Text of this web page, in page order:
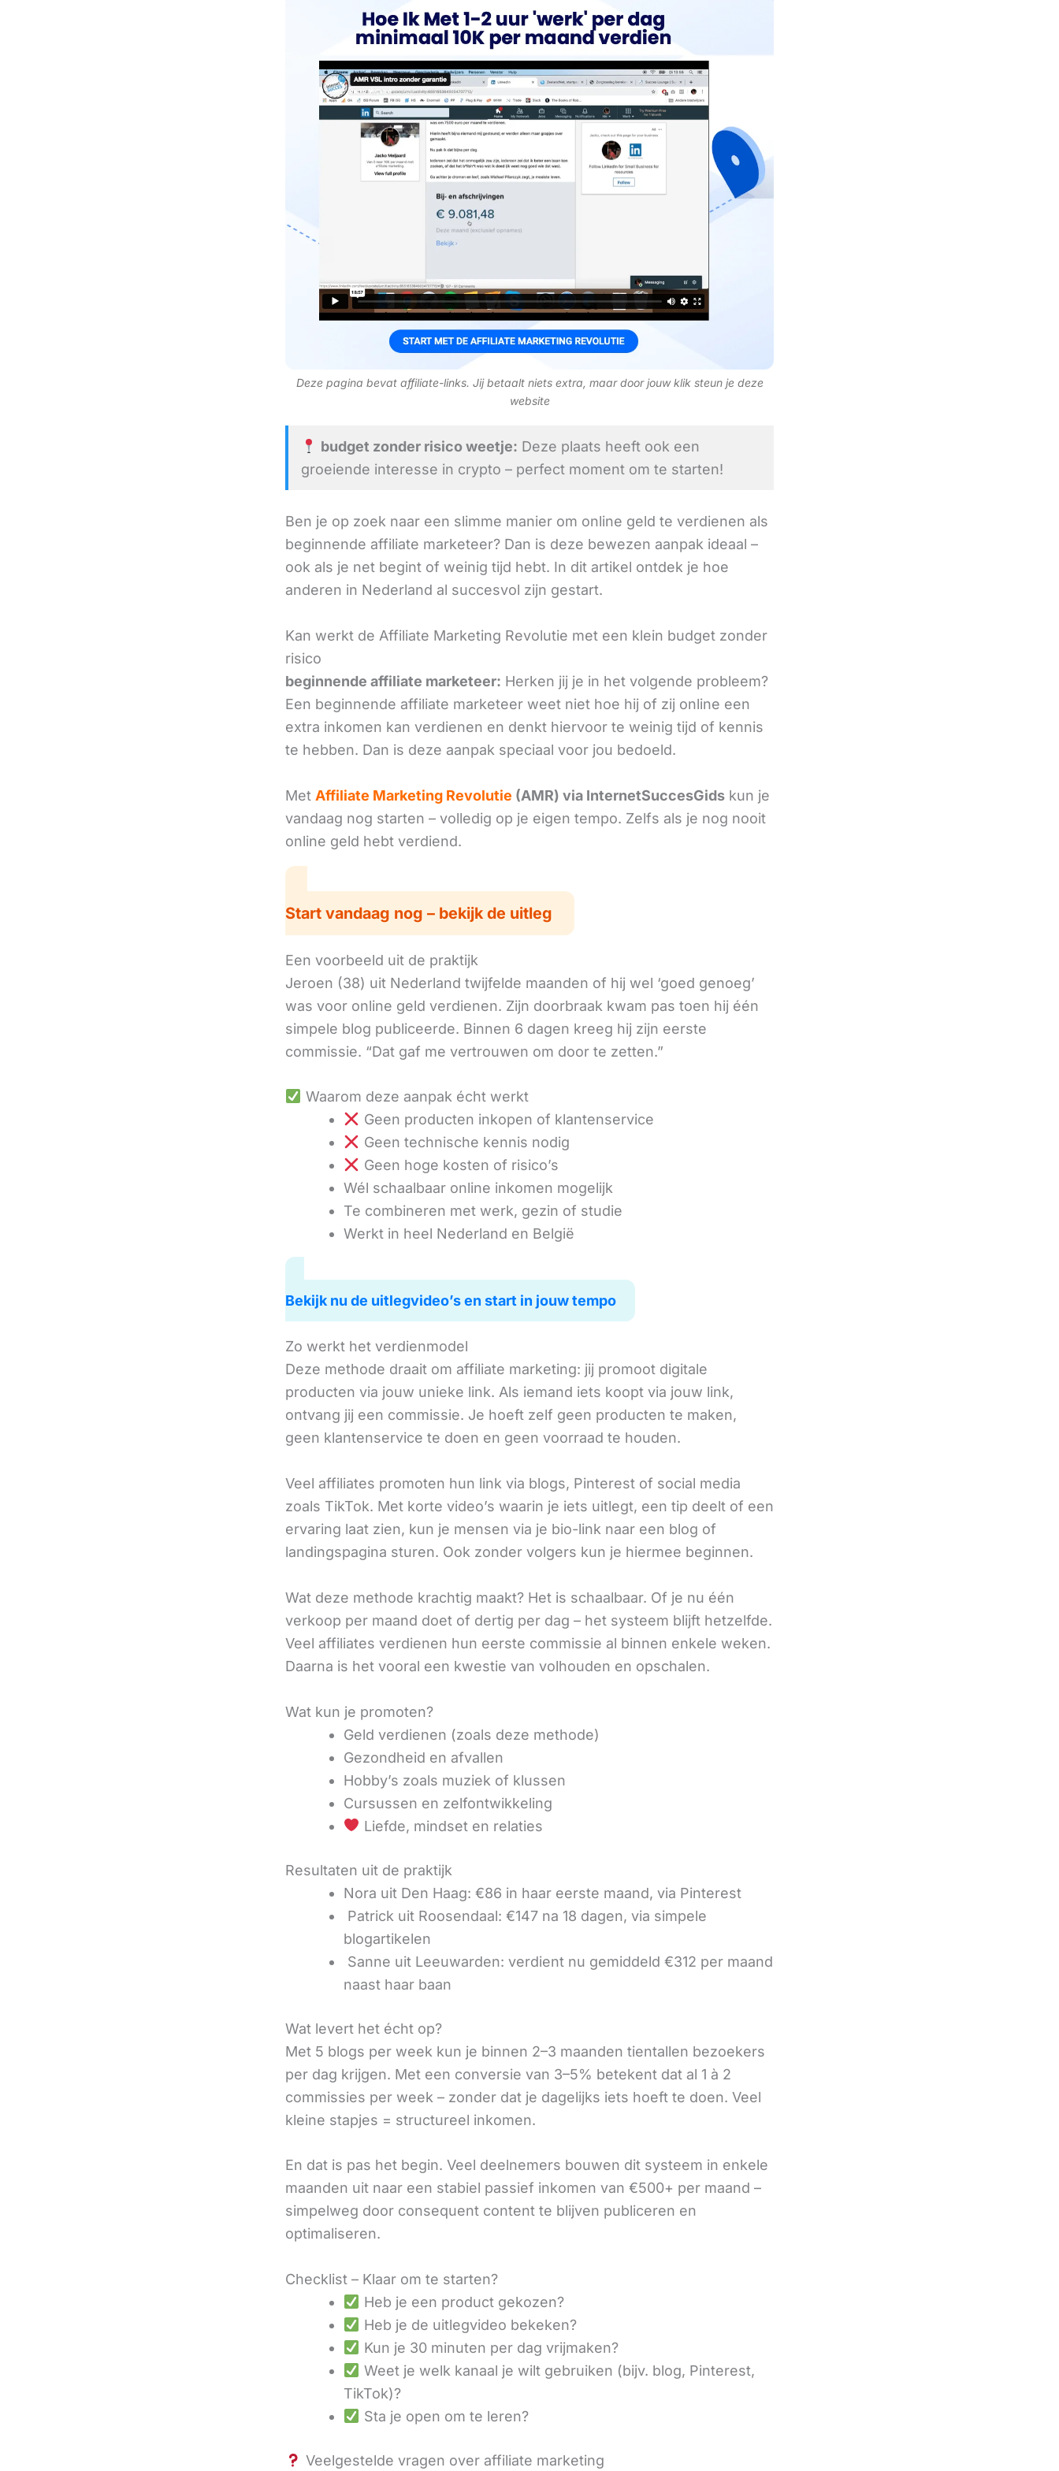
Deze pagina bevat affiliate-links. Jij betaalt niets extra, maar door jouw klik steun je deze
website
budget zonder risico weetje: Deze plaats heeft ook een
groeiende interesse in crypto – perfect moment om te starten!
Ben je op zoek naar een slimme manier om online geld te verdienen als
beginnende affiliate marketeer? Dan is deze bewezen aanpak ideaal –
ook als je net begint of weinig tijd hebt. In dit artikel ontdek je hoe
anderen in Nederland al succesvol zijn gestart.
Kan werkt de Affiliate Marketing Revolutie met een klein budget zonder
risico
beginnende affiliate marketeer: Herken jij je in het volgende probleem?
Een beginnende affiliate marketeer weet niet hoe hij of zij online een
extra inkomen kan verdienen en denkt hiervoor te weinig tijd of kennis
te hebben. Dan is deze aanpak speciaal voor jou bedoeld.
Met Affiliate Marketing Revolutie (AMR) via InternetSuccesGids kun je
vandaag nog starten – volledig op je eigen tempo. Zelfs als je nog nooit
online geld hebt verdiend.
Start vandaag nog – bekijk de uitleg
Een voorbeeld uit de praktijk
Jeroen (38) uit Nederland twijfelde maanden of hij wel ‘goed genoeg’
was voor online geld verdienen. Zijn doorbraak kwam pas toen hij één
simpele blog publiceerde. Binnen 6 dagen kreeg hij zijn eerste
commissie. “Dat gaf me vertrouwen om door te zetten.”
Waarom deze aanpak écht werkt
Geen producten inkopen of klantenservice
Geen technische kennis nodig
Geen hoge kosten of risico’s
Wél schaalbaar online inkomen mogelijk
Te combineren met werk, gezin of studie
Werkt in heel Nederland en België
Bekijk nu de uitlegvideo’s en start in jouw tempo
Zo werkt het verdienmodel
Deze methode draait om affiliate marketing: jij promoot digitale
producten via jouw unieke link. Als iemand iets koopt via jouw link,
ontvang jij een commissie. Je hoeft zelf geen producten te maken,
geen klantenservice te doen en geen voorraad te houden.
Veel affiliates promoten hun link via blogs, Pinterest of social media
zoals TikTok. Met korte video’s waarin je iets uitlegt, een tip deelt of een
ervaring laat zien, kun je mensen via je bio-link naar een blog of
landingspagina sturen. Ook zonder volgers kun je hiermee beginnen.
Wat deze methode krachtig maakt? Het is schaalbaar. Of je nu één
verkoop per maand doet of dertig per dag – het systeem blijft hetzelfde.
Veel affiliates verdienen hun eerste commissie al binnen enkele weken.
Daarna is het vooral een kwestie van volhouden en opschalen.
Wat kun je promoten?
Geld verdienen (zoals deze methode)
Gezondheid en afvallen
Hobby’s zoals muziek of klussen
Cursussen en zelfontwikkeling
Liefde, mindset en relaties
Resultaten uit de praktijk
Nora uit Den Haag: €86 in haar eerste maand, via Pinterest
‍ Patrick uit Roosendaal: €147 na 18 dagen, via simpele
blogartikelen
‍ Sanne uit Leeuwarden: verdient nu gemiddeld €312 per maand
naast haar baan
Wat levert het écht op?
Met 5 blogs per week kun je binnen 2–3 maanden tientallen bezoekers
per dag krijgen. Met een conversie van 3–5% betekent dat al 1 à 2
commissies per week – zonder dat je dagelijks iets hoeft te doen. Veel
kleine stapjes = structureel inkomen.
En dat is pas het begin. Veel deelnemers bouwen dit systeem in enkele
maanden uit naar een stabiel passief inkomen van €500+ per maand –
simpelweg door consequent content te blijven publiceren en
optimaliseren.
Checklist – Klaar om te starten?
Heb je een product gekozen?
Heb je de uitlegvideo bekeken?
Kun je 30 minuten per dag vrijmaken?
Weet je welk kanaal je wilt gebruiken (bijv. blog, Pinterest,
TikTok)?
Sta je open om te leren?
Veelgestelde vragen over affiliate marketing